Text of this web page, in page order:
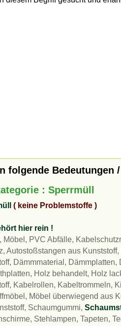
folgende Bedeutungen
: Sperrmüll
( keine Problemstoffe )
hier rein !
Möbel, PVC Abfälle,
Autostoßstangen aus
Dämmmaterial,
Holz behandelt, Holz
Kabelrollen, Kabeltrommeln,
Möbel überwiegend aus
Schaumgummi,
Stehlampen, Tapeten,